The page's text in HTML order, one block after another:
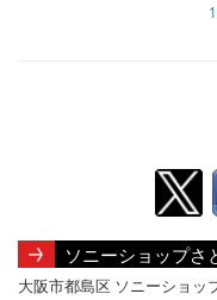
ソニーショップさ
大阪市都島区 ソニーショッ